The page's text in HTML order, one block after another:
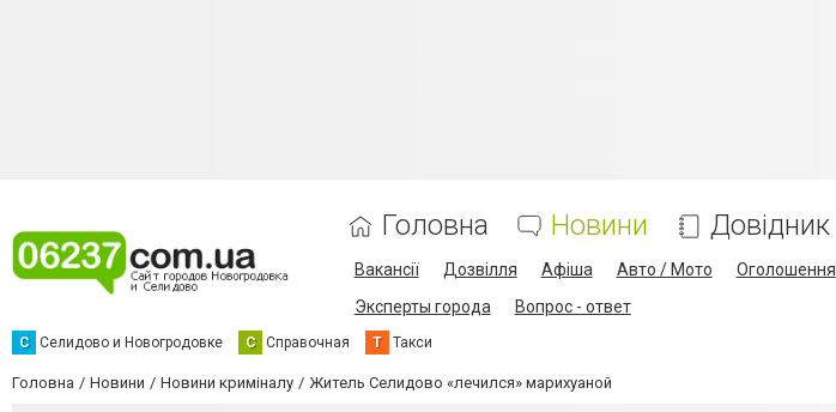
Головна Новини Довідник
Вакансії Дозвілля Афіша Авто / Мото Оголошення
Эксперты города
Вопрос - ответ
С Селидово и Новогродовке С Справочная Т Такси
Головна Новини Новини криміналу Житель Селидово «лечился» марихуаной